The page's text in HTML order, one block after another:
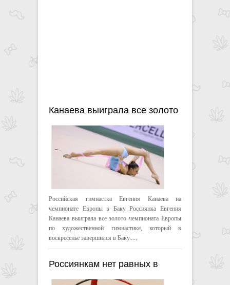
Канаева выиграла все золото
ЧЕ по художественной
Российская гимнастка Евгения Канаева на
чемпионате Европы в Баку Россиянка Евгения
Канаева выиграла все золото чемпионата Европы
по художественной гимнастике, который в
воскресенье завершился в Баку.....
Россиянкам нет равных в
художественной гимнастике